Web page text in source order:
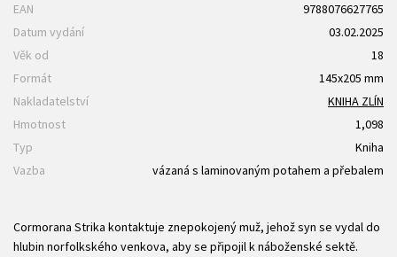
EAN
9788076627765
Datum vydání
03.02.2025
Věk od
18
Formát
145x205 mm
Nakladatelství
KNIHA ZLÍN
Hmotnost
1,098
Typ
Kniha
Vazba
vázaná s laminovaným potahem a přebalem
Cormorana Strika kontaktuje znepokojený muž, jehož syn se vydal do
hlubin norfolkského venkova, aby se připojil k náboženské sektě.